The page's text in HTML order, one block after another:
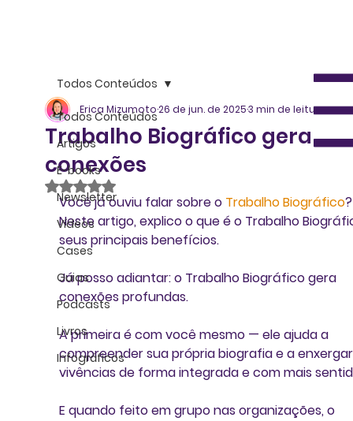
Todos Conteúdos
Artigos
E-books
Newsletter
Vídeos
Cases
Guias
Podcasts
Livros
Infográficos
Todos Conteúdos
Trabalho Biográfico gera
conexões
Erica Mizumoto26 de jun. de 20253 min de leitura
Avaliado com NaN de 5 estrelas.
Você já ouviu falar sobre o Trabalho Biográfico
Neste artigo, explico o que é o Trabalho
seus principais benefícios.
Já posso adiantar: o Trabalho Biográfico gera
conexões profundas.
A primeira é com você mesmo — ele ajuda a
compreender sua própria biografia e a
vivências de forma integrada e com mais
E quando feito em grupo nas organizações, o